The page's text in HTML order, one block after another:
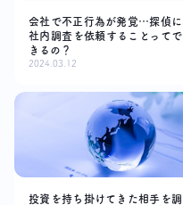
会社で不正行為が発覚…探偵に
社内調査を依頼することってで
きるの？
2024.03.12
投資を持ち掛けてきた相手を調